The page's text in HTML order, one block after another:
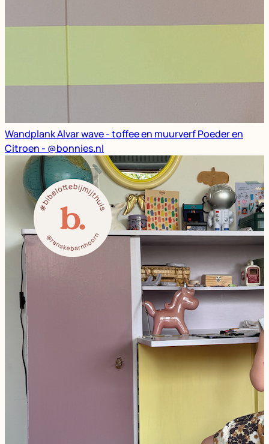
Wandplank Alvar wave - toffee en muurverf Poeder en
Citroen - @bonnies.nl